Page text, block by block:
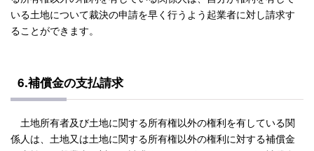
いる土地について裁決の申請を早く行うよう起業者に対し請求す
ることができます。
6.補償金の支払請求
土地所有者及び土地に関する所有権以外の権利を有している関
係人は、土地又は土地に関する所有権以外の権利に対する補償金